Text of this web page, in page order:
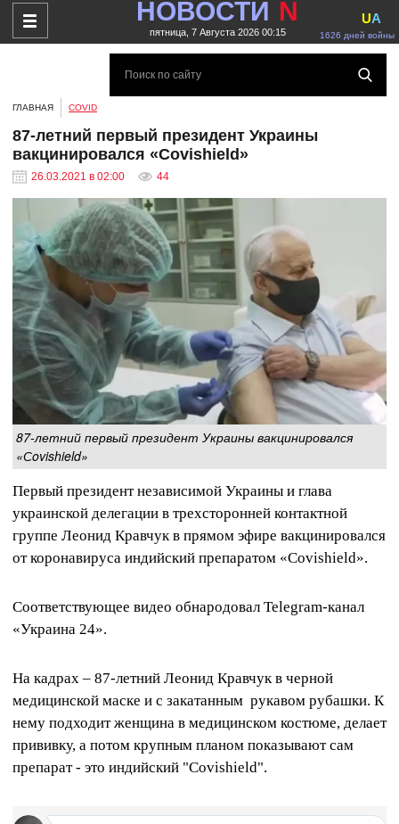
НОВОСТИ N
пятница, 7 Августа 2026 00:15 1626 дней войны
UA
ГЛАВНАЯ COVID
87-летний первый президент Украины
вакцинировался «Сovishield»
26.03.2021 в 02:00 44
87-летний первый президент Украины вакцинировался
«Сovishield»
Первый президент независимой Украины и глава
украинской делегации в трехсторонней контактной
группе Леонид Кравчук в прямом эфире вакцинировался
от коронавируса индийский препаратом «Сovishield».
Соответствующее видео обнародовал Telegram-канал
«Украина 24».
На кадрах – 87-летний Леонид Кравчук в черной
медицинской маске и с закатанным рукавом рубашки. К
нему подходит женщина в медицинском костюме, делает
прививку, а потом крупным планом показывают сам
препарат - это индийский "Сovishield".